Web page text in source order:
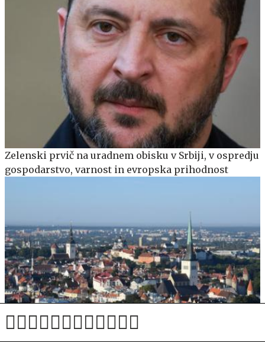
Zelenski prvič na uradnem obisku v Srbiji, v ospredju
gospodarstvo, varnost in evropska prihodnost